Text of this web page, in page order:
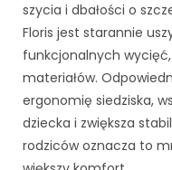
szycia i dbałości o
Floris jest starannie
funkcjonalnych
materiałów.
ergonomię siedziska,
dziecka i zwiększa
rodziców oznacza to